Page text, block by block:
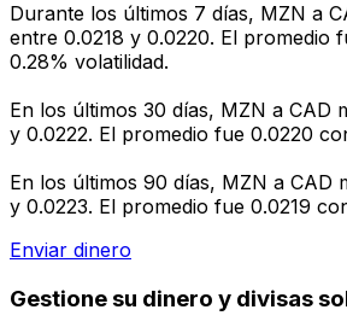
Durante los últimos 7 días, MZN a
entre 0.0218 y 0.0220. El promedio
0.28% volatilidad.
En los últimos 30 días, MZN a CAD
y 0.0222. El promedio fue 0.0220
En los últimos 90 días, MZN a CAD
y 0.0223. El promedio fue 0.0219
Enviar dinero
Gestione su dinero y divisas